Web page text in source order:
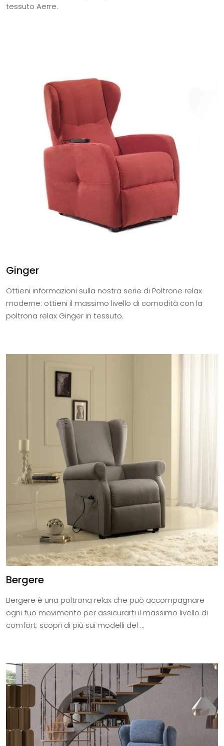
tessuto Aerre.
Ginger
Ottieni informazioni sulla nostra serie di Poltrone relax
moderne: ottieni il massimo livello di comodità con la
poltrona relax Ginger in tessuto.
Bergere
Bergere è una poltrona relax che può accompagnare
ogni tuo movimento per assicurarti il massimo livello di
comfort: scopri di più sui modelli del ...